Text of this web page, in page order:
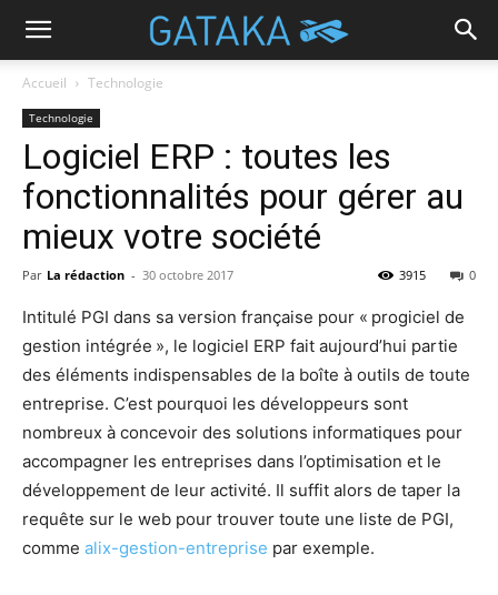
Accueil Technologie
Technologie
Logiciel ERP : toutes les
fonctionnalités pour gérer au
mieux votre société
Par La rédaction - 30 octobre 2017 0
3915
Intitulé PGI dans sa version française pour « progiciel de
gestion intégrée », le logiciel ERP fait aujourd’hui partie
des éléments indispensables de la boîte à outils de toute
entreprise. C’est pourquoi les développeurs sont
nombreux à concevoir des solutions informatiques pour
accompagner les entreprises dans l’optimisation et le
développement de leur activité. Il suffit alors de taper la
requête sur le web pour trouver toute une liste de PGI,
comme alix-gestion-entreprise par exemple.